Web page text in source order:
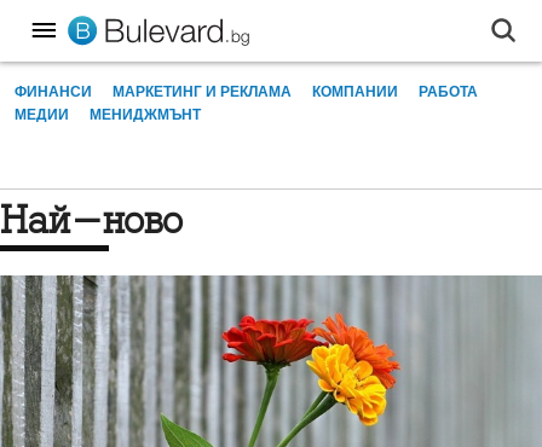
ФИНАНСИ МАРКЕТИНГ И РЕКЛАМА КОМПАНИИ
РАБОТА
МЕДИИ
МЕНИДЖМЪНТ
Най-ново